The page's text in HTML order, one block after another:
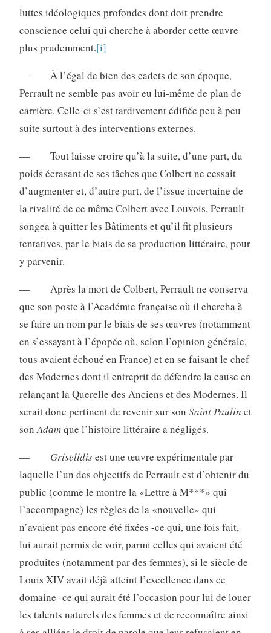
luttes idéologiques profondes dont doit prendre
conscience celui qui cherche à aborder cette œuvre
plus prudemment.[i]
— À l’égal de bien des cadets de son époque,
Perrault ne semble pas avoir eu lui-même de plan de
carrière. Celle-ci s’est tardivement édifiée peu à peu
suite surtout à des interventions externes.
— Tout laisse croire qu’à la suite, d’une part, du
poids écrasant de ses tâches que Colbert ne cessait
d’augmenter et, d’autre part, de l’issue incertaine de
la rivalité de ce même Colbert avec Louvois, Perrault
songea à quitter les Bâtiments et qu’il fit plusieurs
tentatives, par le biais de sa production littéraire, pour
y parvenir.
— Après la mort de Colbert, Perrault ne conserva
que son poste à l’Aca­démie française où il chercha à
se faire un nom par le biais de ses œuvres (notamment
en s’essayant à l’épopée où, selon l’opinion générale,
tous avaient échoué en France) et en se faisant le chef
des Modernes dont il entreprit de défendre la cause en
relançant la Querelle des Anciens et des Modernes. Il
serait donc pertinent de revenir sur son Saint Paulin et
sonAdamque l’histoire littéraire a négligés.
— Griselidisest une œuvre expérimentale par
laquelle l’un des objectifs de Perrault est d’obtenir du
public (comme le montre la «Lettre à M***» qui
l’accompagne) les règles de la «nouvelle» qui
n’avaient pas encore été fixées -ce qui, une fois fait,
lui aurait permis de voir, parmi celles qui avaient été
produites (notamment par des femmes), si le siècle de
Louis XIV avait déjà atteint l’excellence dans ce
domaine -ce qui aurait été l’occasion pour lui de louer
les talents naturels des femmes et de reconnaître ainsi